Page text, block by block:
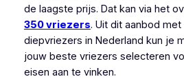
de laagste prijs. Dat kan via het
350 vriezers. Uit dit aanbod
diepvriezers in Nederland kun je
jouw beste vriezers selecteren
eisen aan te vinken.